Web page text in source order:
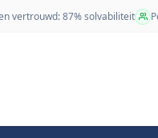
vertrouwd: 87% solvabiliteit